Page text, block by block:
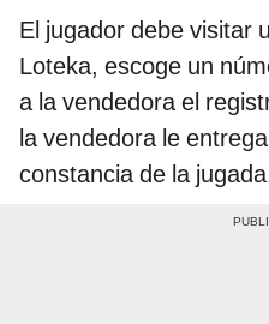
El jugador debe visitar
Loteka, escoge un
a la vendedora el
la vendedora le
constancia de la